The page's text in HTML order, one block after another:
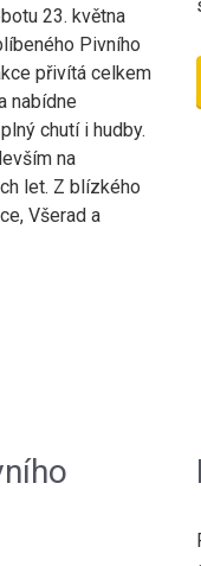
23. května
Pivního
přivítá celkem
nabídne
chutí i hudby.
na
let. Z blízkého
Všerad a